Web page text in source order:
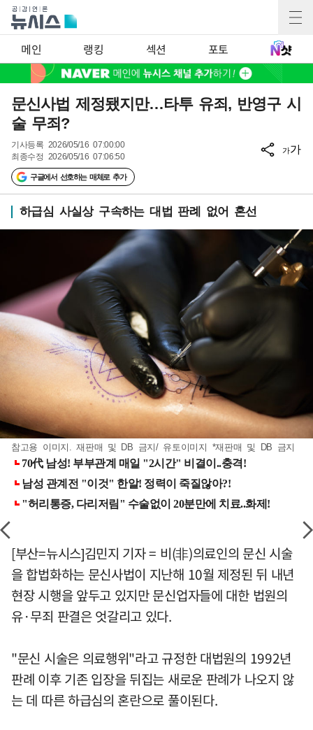
메인 랭킹 섹션 포토
문신사법 제정됐지만…타투 유죄, 반영구 시
술 무죄?
기사등록 2026/05/16 07:00:00
최종수정 2026/05/16 07:06:50
구글에서 선호하는 매체로 추가
가가
하급심 사실상 구속하는 대법 판례 없어 혼선
참고용 이미지. 재판매 및 DB 금지/ 유토이미지 *재판매 및 DB 금지
[부산=뉴시스]김민지 기자 = 비(非)의료인의 문신 시술
을 합법화하는 문신사법이 지난해 10월 제정된 뒤 내년
현장 시행을 앞두고 있지만 문신업자들에 대한 법원의
유·무죄 판결은 엇갈리고 있다.
"문신 시술은 의료행위"라고 규정한 대법원의 1992년
판례 이후 기존 입장을 뒤집는 새로운 판례가 나오지 않
는 데 따른 하급심의 혼란으로 풀이된다.